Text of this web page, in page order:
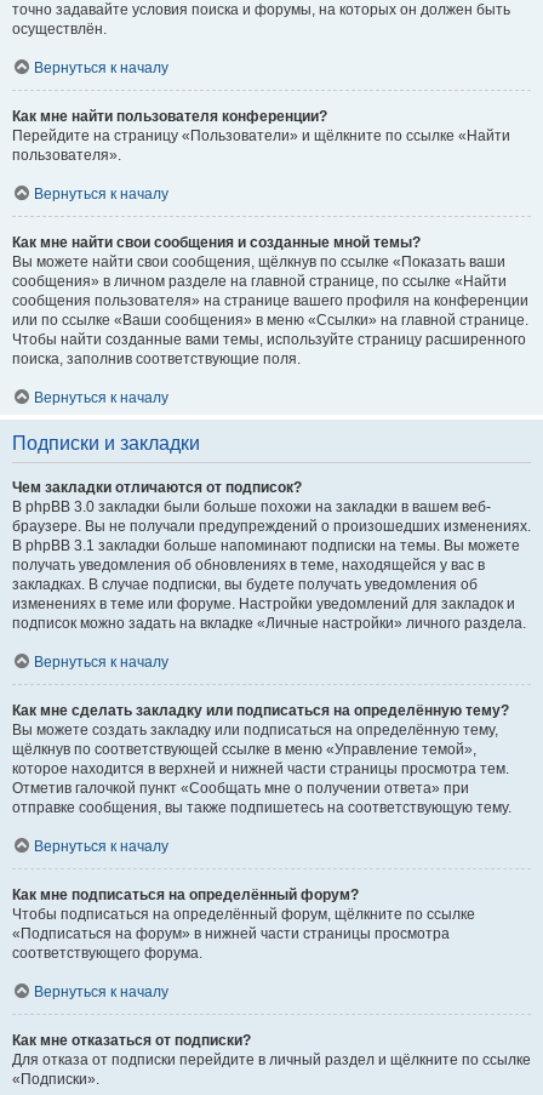
точно задавайте условия поиска и форумы, на которых он должен быть
осуществлён.
Вернуться к началу
Как мне найти пользователя конференции?
Перейдите на страницу «Пользователи» и щёлкните по ссылке «Найти
пользователя».
Вернуться к началу
Как мне найти свои сообщения и созданные мной темы?
Вы можете найти свои сообщения, щёлкнув по ссылке «Показать ваши
сообщения» в личном разделе на главной странице, по ссылке «Найти
сообщения пользователя» на странице вашего профиля на конференции
или по ссылке «Ваши сообщения» в меню «Ссылки» на главной странице.
Чтобы найти созданные вами темы, используйте страницу расширенного
поиска, заполнив соответствующие поля.
Вернуться к началу
Подписки и закладки
Чем закладки отличаются от подписок?
В phpBB 3.0 закладки были больше похожи на закладки в вашем веб-
браузере. Вы не получали предупреждений о произошедших изменениях.
В phpBB 3.1 закладки больше напоминают подписки на темы. Вы можете
получать уведомления об обновлениях в теме, находящейся у вас в
закладках. В случае подписки, вы будете получать уведомления об
изменениях в теме или форуме. Настройки уведомлений для закладок и
подписок можно задать на вкладке «Личные настройки» личного раздела.
Вернуться к началу
Как мне сделать закладку или подписаться на определённую тему?
Вы можете создать закладку или подписаться на определённую тему,
щёлкнув по соответствующей ссылке в меню «Управление темой»,
которое находится в верхней и нижней части страницы просмотра тем.
Отметив галочкой пункт «Сообщать мне о получении ответа» при
отправке сообщения, вы также подпишетесь на соответствующую тему.
Вернуться к началу
Как мне подписаться на определённый форум?
Чтобы подписаться на определённый форум, щёлкните по ссылке
«Подписаться на форум» в нижней части страницы просмотра
соответствующего форума.
Вернуться к началу
Как мне отказаться от подписки?
Для отказа от подписки перейдите в личный раздел и щёлкните по ссылке
«Подписки».